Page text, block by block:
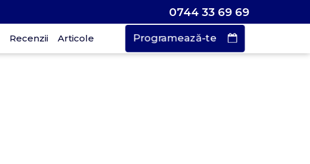
0744 33 69 69
Recenzii Articole Programează-te